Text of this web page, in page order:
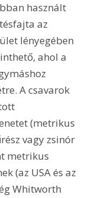
használt
az
lényegében
ahol a
A csavarok
(metrikus
vagy zsinór
metrikus
(az USA és az
Whitworth